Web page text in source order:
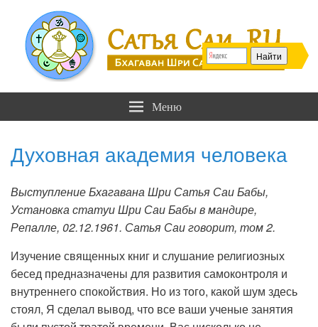
Сатья Саи .RU Меню
Духовная академия человека
Выступление Бхагавана Шри Сатья Саи Бабы,
Установка статуи Шри Саи Бабы в мандире,
Репалле, 02.12.1961. Сатья Саи говорит, том 2.
Изучение священных книг и слушание религиозных
бесед предназначены для развития самоконтроля и
внутреннего спокойствия. Но из того, какой шум здесь
стоял, Я сделал вывод, что все ваши ученые занятия